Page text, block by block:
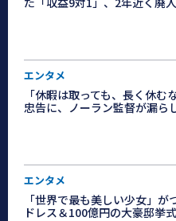
エンタメ
「休暇は取っても、長く休
忠告に、ノーラン監督が漏ら
エンタメ
「世界で最も美しい少女」
ドレス＆100億円の大豪邸挙